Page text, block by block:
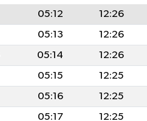
05:12 12:26
05:13 12:26
05:14 12:26
05:15 12:25
05:16 12:25
05:17 12:25